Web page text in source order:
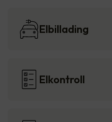
Elbillading
Elkontroll